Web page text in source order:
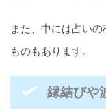
また、中には占い
ものもあります。
縁結びや